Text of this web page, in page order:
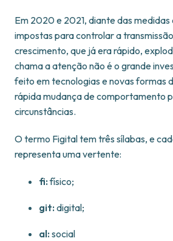
Em 2020 e 2021, diante das
impostas para controlar a
crescimento, que já era rápido,
chama a atenção não é o grande
feito em tecnologias e novas formas
rápida mudança de comportamento
circunstâncias.
O termo Figital tem três sílabas, e
representa uma vertente:
fi:físico;
git: digital;
al: social